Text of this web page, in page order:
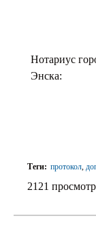
Нотариус
Энска:
Теги: протокол,
2121 просмотр